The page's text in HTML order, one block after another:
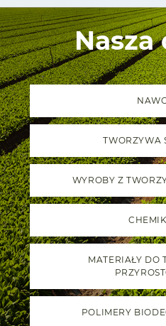
TWORZYWA
WYROBY Z
MATERIAŁY DO
POLIMERY